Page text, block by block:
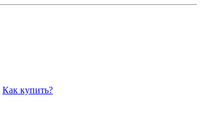
Как купить?